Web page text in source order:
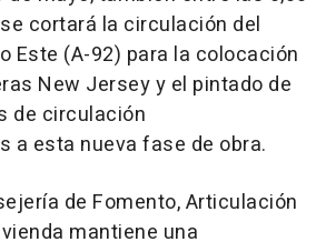
cortará la circulación del
Este (A-92) para la colocación
New Jersey y el pintado de
de circulación
a esta nueva fase de obra.
de Fomento, Articulación
mantiene una